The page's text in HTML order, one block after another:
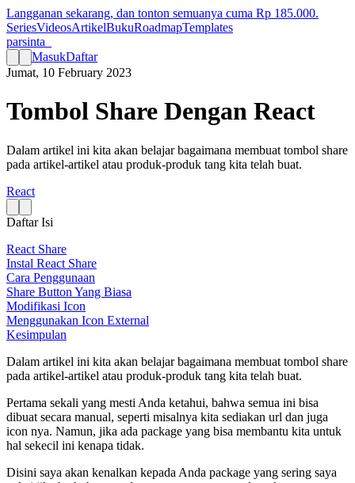
Langganan sekarang, dan tonton semuanya cuma Rp 185.000.
SeriesVideosArtikelBukuRoadmapTemplates
parsinta_
MasukDaftar
Jumat, 10 February 2023
Tombol Share Dengan React
Dalam artikel ini kita akan belajar bagaimana membuat tombol share
pada artikel-artikel atau produk-produk tang kita telah buat.
React
Daftar Isi
React Share
Instal React Share
Cara Penggunaan
Share Button Yang Biasa
Modifikasi Icon
Menggunakan Icon External
Kesimpulan
Dalam artikel ini kita akan belajar bagaimana membuat tombol share
pada artikel-artikel atau produk-produk tang kita telah buat.
Pertama sekali yang mesti Anda ketahui, bahwa semua ini bisa
dibuat secara manual, seperti misalnya kita sediakan url dan juga
icon nya. Namun, jika ada package yang bisa membantu kita untuk
hal sekecil ini kenapa tidak.
Disini saya akan kenalkan kepada Anda package yang sering saya